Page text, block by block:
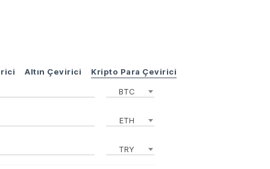
Altın Çevirici Kripto Para Çevirici
BTC
ETH
TRY